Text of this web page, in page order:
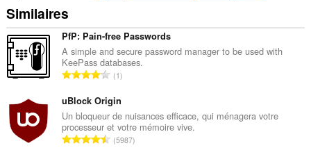
Similaires
PfP: Pain-free Passwords
A simple and secure password manager to be used with
KeePass databases.
N
m
b
r
e
1
uBlock Origin
Un bloqueur de nuisances efficace, qui ménagera votre
processeur et votre mémoire vive.
N5987